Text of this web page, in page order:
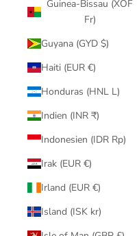
Guinea-Bissau (XOF
Fr)
Guyana (GYD $)
Haiti (EUR €)
Honduras (HNL L)
Indien (INR ₹)
Indonesien (IDR Rp)
Irak (EUR €)
Irland (EUR €)
Island (ISK kr)